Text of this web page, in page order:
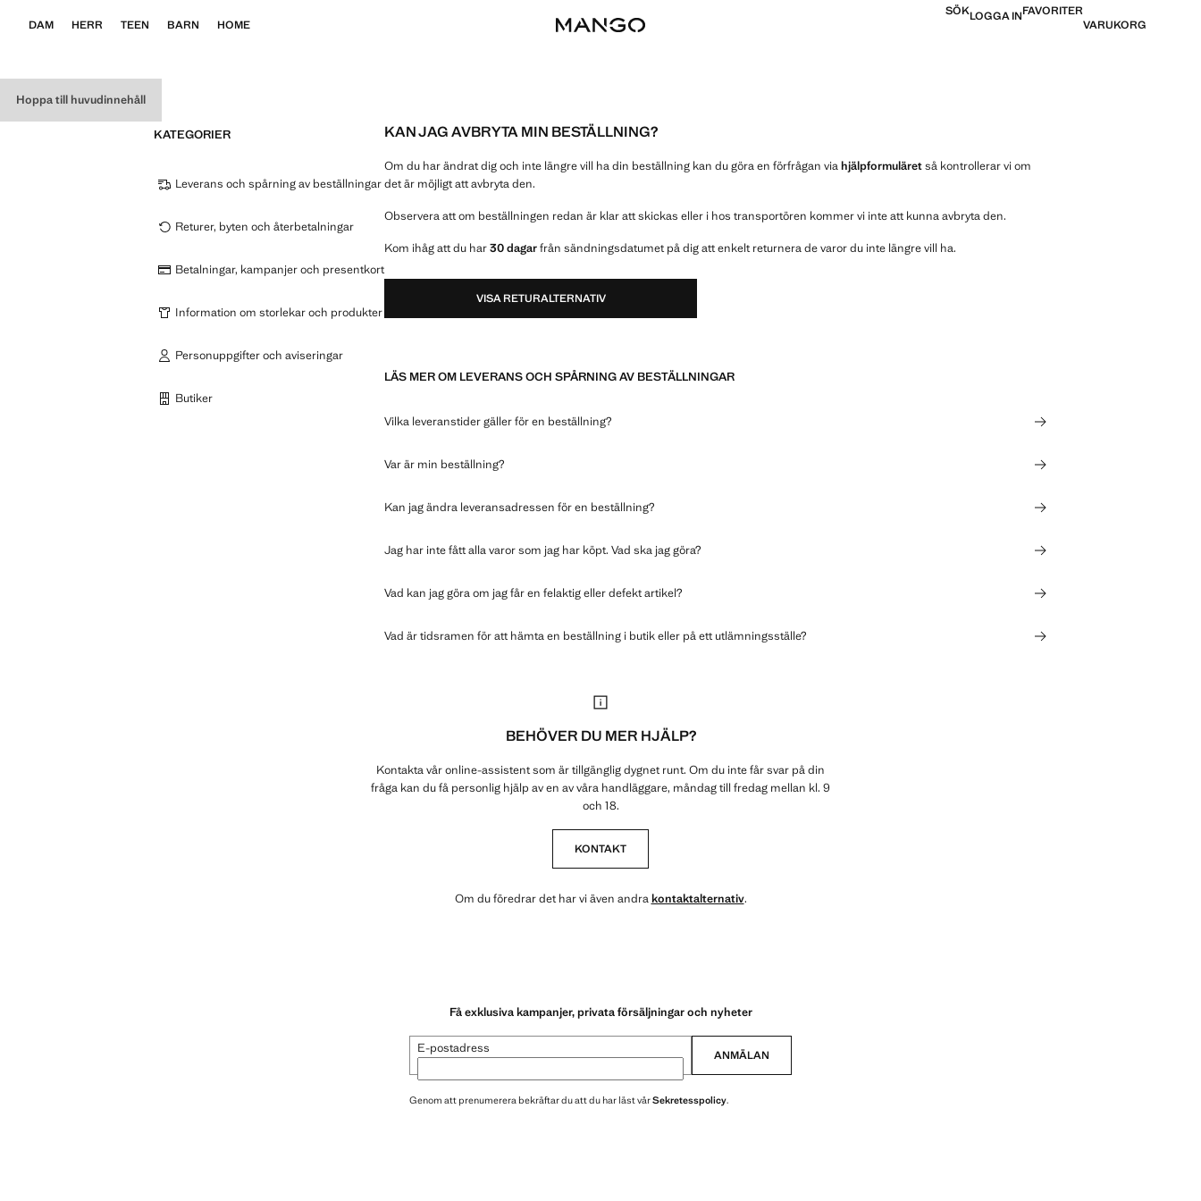
Hoppa till huvudinnehåll
DAM HERR TEEN BARN HOME
SÖKLOGGA INFAVORITER
VARUKORG
KAN JAG AVBRYTA MIN BESTÄLLNING?
Om du har ändrat dig och inte längre vill ha din beställning kan du göra en förfrågan viahjälpformuläretså kontrollerar vi om
det är möjligt att avbryta den.
Observera att om beställningen redan är klar att skickas eller i hos transportören kommer vi inte att kunna avbryta den.
Kom ihåg att du har30 dagarfrån sändningsdatumet på dig att enkelt returnera de varor du inte längre vill ha.
VISA RETURALTERNATIV
LÄS MER OM LEVERANS OCH SPÅRNING AV BESTÄLLNINGAR
Vilka leveranstider gäller för en beställning?
Var är min beställning?
Kan jag ändra leveransadressen för en beställning?
Jag har inte fått alla varor som jag har köpt. Vad ska jag göra?
Vad kan jag göra om jag får en felaktig eller defekt artikel?
Vad är tidsramen för att hämta en beställning i butik eller på ett utlämningsställe?
KATEGORIER
Leverans och spårning av beställningar
Returer, byten och återbetalningar
Betalningar, kampanjer och presentkort
Information om storlekar och produkter
Personuppgifter och aviseringar
Butiker
BEHÖVER DU MER HJÄLP?
Kontakta vår online-assistent som är tillgänglig dygnet runt. Om du inte får svar på din
fråga kan du få personlig hjälp av en av våra handläggare, måndag till fredag mellan kl. 9
och 18.
KONTAKT
Om du föredrar det har vi även andrakontaktalternativ.
Få exklusiva kampanjer, privata försäljningar och nyheter
E-postadress ANMÄLAN
Genom att prenumerera bekräftar du att du har läst vårSekretesspolicy.